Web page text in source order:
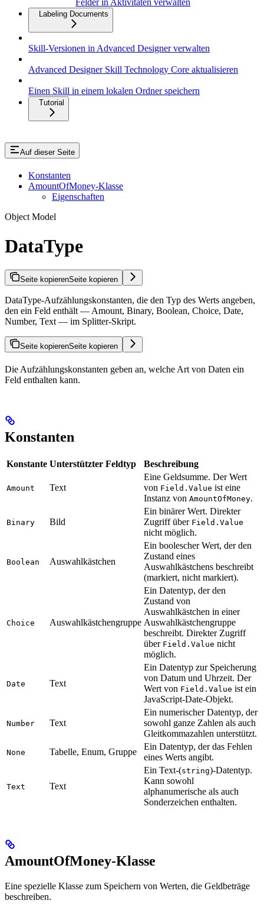
Felder in Aktivitäten verwalten
Labeling Documents
Skill-Versionen in Advanced Designer verwalten
Advanced Designer Skill Technology Core aktualisieren
Einen Skill in einem lokalen Ordner speichern
Tutorial
Auf dieser Seite
Konstanten
AmountOfMoney-Klasse
Eigenschaften
Object Model
DataType
Seite kopierenSeite kopieren
DataType-Aufzählungskonstanten, die den Typ des Werts angeben,
den ein Feld enthält — Amount, Binary, Boolean, Choice, Date,
Number, Text — im Splitter-Skript.
Seite kopierenSeite kopieren
Die Aufzählungskonstanten geben an, welche Art von Daten ein
Feld enthalten kann.
Konstanten
Konstante Unterstützter Feldtyp Beschreibung
Amount Text
Eine Geldsumme. Der Wert
von Field.Value ist eine
Instanz von AmountOfMoney.
Binary Bild
Ein binärer Wert. Direkter
Zugriff über Field.Value
nicht möglich.
Boolean Auswahlkästchen
Ein boolescher Wert, der den
Zustand eines
Auswahlkästchens beschreibt
(markiert, nicht markiert).
Choice Auswahlkästchengruppe
Ein Datentyp, der den
Zustand von
Auswahlkästchen in einer
Auswahlkästchengruppe
beschreibt. Direkter Zugriff
über Field.Value nicht
möglich.
Date Text
Ein Datentyp zur Speicherung
von Datum und Uhrzeit. Der
Wert von Field.Value ist ein
JavaScript-Date-Objekt.
Number Text
Ein numerischer Datentyp, der
sowohl ganze Zahlen als auch
Gleitkommazahlen unterstützt.
None Tabelle, Enum, Gruppe
Ein Datentyp, der das Fehlen
eines Werts angibt.
Text Text
Ein Text-(string)-Datentyp.
Kann sowohl
alphanumerische als auch
Sonderzeichen enthalten.
AmountOfMoney-Klasse
Eine spezielle Klasse zum Speichern von Werten, die Geldbeträge
beschreiben.